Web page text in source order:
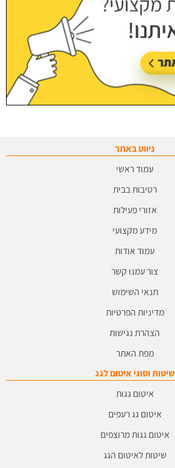
ניווט באתר
עמוד ראשי
רטיבות בבית
אזורי פעילות
מידע מקצועי
עמוד אודות
צור עמנו קשר
תנאי השימוש
מדיניות הפרטיות
הצהרת נגישות
מפת האתר
שיטות וסוגי איטום לגג
איטום גגות
איטום גג רעפים
איטום גגות מרוצפים
שיטות לאיטום הגג